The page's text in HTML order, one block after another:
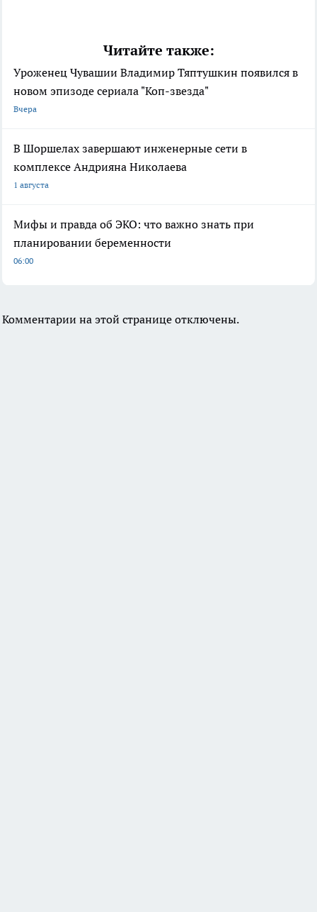
Читайте также:
Уроженец Чувашии Владимир Тяптушкин появился в
новом эпизоде сериала "Коп-звезда"
Вчера
В Шоршелах завершают инженерные сети в
комплексе Андрияна Николаева
1 августа
Мифы и правда об ЭКО: что важно знать при
планировании беременности
06:00
Комментарии на этой странице отключены.